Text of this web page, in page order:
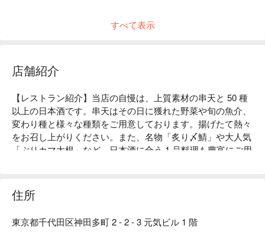
すべて表示
店舗紹介
【レストラン紹介】当店の自慢は、上質素材の串天と 50 種
以上の日本酒です。串天はその日に獲れた野菜や旬の魚介、
変わり種と様々な種類をご用意しております。揚げたて熱々
をお召し上がりください。また、名物「炙り〆鯖」や大人気
「ぶりカマ大根」など、日本酒に合う 1 品料理も豊富にご用
【店内雰囲気】レンガ調の壁紙で温かみのある店内は、落ち
着いた雰囲気でゆったりとお食事をお楽しみ頂けます。
アクセス抜群です。店内にはテーブル席とカウンター席をご
住所
東京都千代田区神田多町 2 - 2 - 3 元気ビル 1 階